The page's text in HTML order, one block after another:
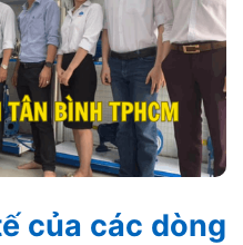
của các dòng